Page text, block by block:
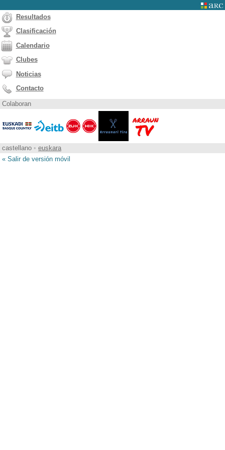
Resultados
Clasificación
Calendario
Clubes
Noticias
Contacto
Colaboran
castellano • euskara
« Salir de versión móvil